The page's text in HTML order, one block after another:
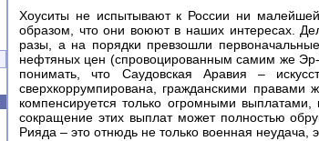
Хоуситы не испытывают к России ни
образом, что они воюют в наших интересах.
разы, а на порядки превзошли
нефтяных цен (спровоцированным самим же
понимать, что Саудовская Аравия –
сверхкоррумпирована, гражданскими
компенсируется только огромными
сокращение этих выплат может полностью
Рияда – это отнюдь не только военная неудача,